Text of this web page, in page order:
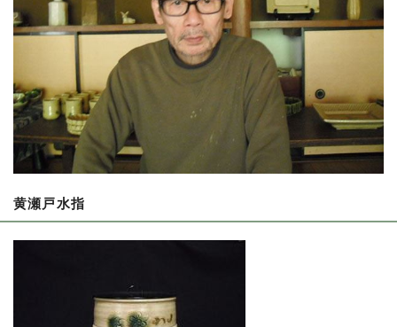
黄瀬戸水指